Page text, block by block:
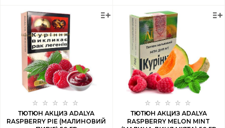
ТЮТЮН АКЦИЗ ADALYA
RASPBERRY PIE (МАЛИНОВИЙ
ТЮТЮН АКЦИЗ ADALYA
RASPBERRY MELON MINT